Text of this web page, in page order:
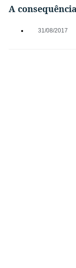
A
31/08/2017